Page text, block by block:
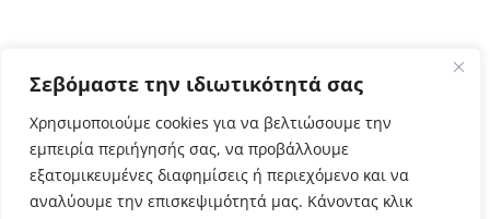
Σεβόμαστε την ιδιωτικότητά σας
Χρησιμοποιούμε cookies για να βελτιώσουμε την
εμπειρία περιήγησής σας, να προβάλλουμε
εξατομικευμένες διαφημίσεις ή περιεχόμενο και να
αναλύουμε την επισκεψιμότητά μας. Κάνοντας κλικ